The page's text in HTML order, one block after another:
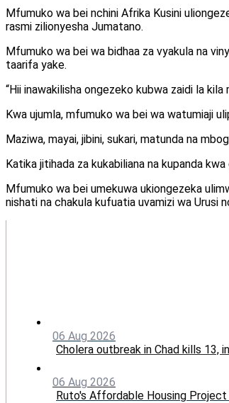
Mfumuko wa bei nchini Afrika Kusini
rasmi zilionyesha Jumatano.
Mfumuko wa bei wa bidhaa za vyakula na
taarifa yake.
“Hii inawakilisha ongezeko kubwa zaidi la
Kwa ujumla, mfumuko wa bei wa watumiaji
Maziwa, mayai, jibini, sukari, matunda na
Katika jitihada za kukabiliana na kupanda
Mfumuko wa bei umekuwa ukiongezeka
nishati na chakula kufuatia uvamizi wa Urusi
06 Aug 2026
Cholera outbreak in Chad kills 13,
06 Aug 2026
Ruto's Affordable Housing